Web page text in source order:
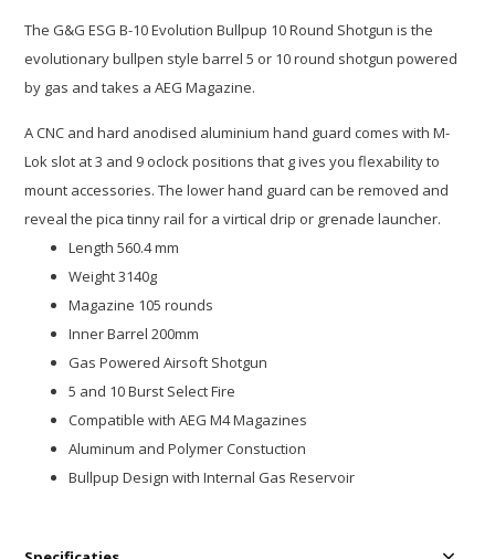
The G&G ESG B-10 Evolution Bullpup 10 Round Shotgun is the
evolutionary bullpen style barrel 5 or 10 round shotgun powered
by gas and takes a AEG Magazine.
A CNC and hard anodised aluminium hand guard comes with M-
Lok slot at 3 and 9 oclock positions that g ives you flexability to
mount accessories. The lower hand guard can be removed and
reveal the pica tinny rail for a virtical drip or grenade launcher.
Length 560.4 mm
Weight 3140g
Magazine 105 rounds
Inner Barrel 200mm
Gas Powered Airsoft Shotgun
5 and 10 Burst Select Fire
Compatible with AEG M4 Magazines
Aluminum and Polymer Constuction
Bullpup Design with Internal Gas Reservoir